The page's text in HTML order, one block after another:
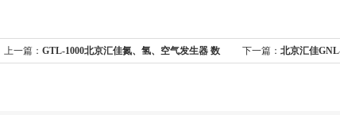
上一篇： GTL-1000北京汇佳氮、氢、空气发生器 数 下一篇： 北京汇佳